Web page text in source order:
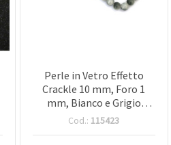
Perle in Vetro Effetto
Crackle 10 mm, Foro 1
mm, Bianco e Grigio
Assortite, Filo ~85 pz -
Cod.: 115423